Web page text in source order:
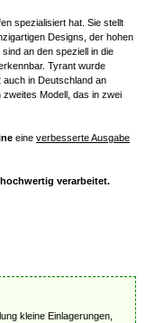
spezialisiert hat. Sie stellt
Designs, der hohen
an den speziell in die
Tyrant wurde
in Deutschland an
Modell, das in zwei
eine verbesserte Ausgabe
verarbeitet.
kleine Einlagerungen,